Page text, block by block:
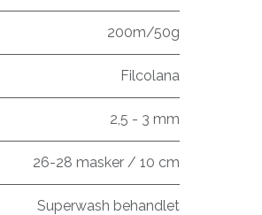
200m/50g
Filcolana
2,5 - 3 mm
26-28 masker / 10 cm
Superwash behandlet